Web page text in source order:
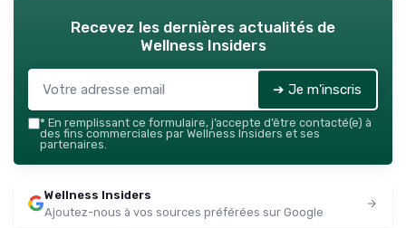
Recevez les dernières actualités de
Wellness Insiders
➔ Je m'inscris
* En remplissant ce formulaire, j’accepte d’être contacté(e) à
des fins commerciales par Wellness Insiders et ses
partenaires.
Wellness Insiders
Ajoutez-nous à vos sources préférées sur Google